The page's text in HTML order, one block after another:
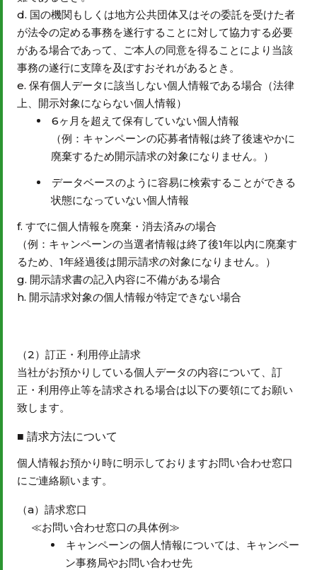
国の機関もしくは地方公共団体又はその委託を受けた者
が法令の定める事務を遂行することに対して協力する必要
がある場合であって、ご本人の同意を得ることにより当該
事務の遂行に支障を及ぼすおそれがあるとき。
保有個人データに該当しない個人情報である場合（法律
上、開示対象にならない個人情報）
6ヶ月を超えて保有していない個人情報
（例：キャンペーンの応募者情報は終了後速やかに
廃棄するため開示請求の対象になりません。）
データベースのように容易に検索することができる
状態になっていない個人情報
すでに個人情報を廃棄・消去済みの場合
（例：キャンペーンの当選者情報は終了後1年以内に廃棄す
るため、1年経過後は開示請求の対象になりません。）
開示請求書の記入内容に不備がある場合
開示請求対象の個人情報が特定できない場合
（2）訂正・利用停止請求
当社がお預かりしている個人データの内容について、訂
正・利用停止等を請求される場合は以下の要領にてお願い
致します。
請求方法について
個人情報お預かり時に明示しておりますお問い合わせ窓口
にご連絡願います。
（a）請求窓口
≪お問い合わせ窓口の具体例≫
キャンペーンの個人情報については、キャンペー
ン事務局やお問い合わせ先